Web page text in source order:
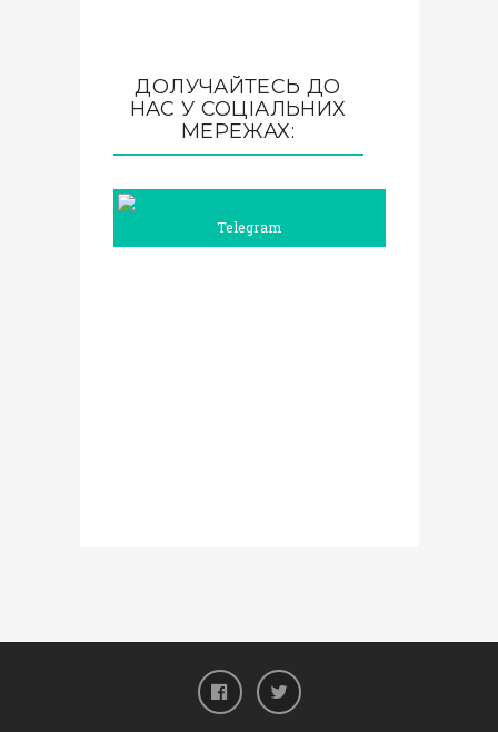
ДОЛУЧАЙТЕСЬ ДО
НАС У СОЦІАЛЬНИХ
МЕРЕЖАХ:
Telegram